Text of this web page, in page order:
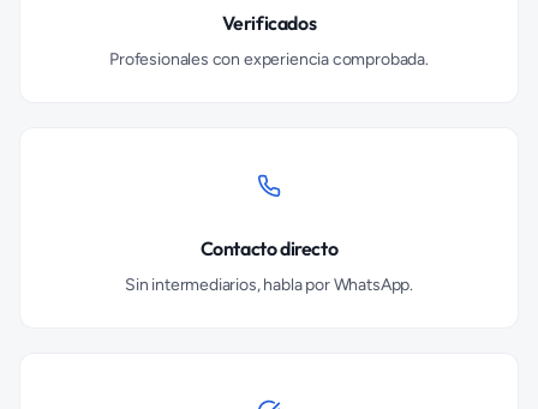
Verificados
Profesionales con experiencia comprobada.
Contacto directo
Sin intermediarios, habla por WhatsApp.